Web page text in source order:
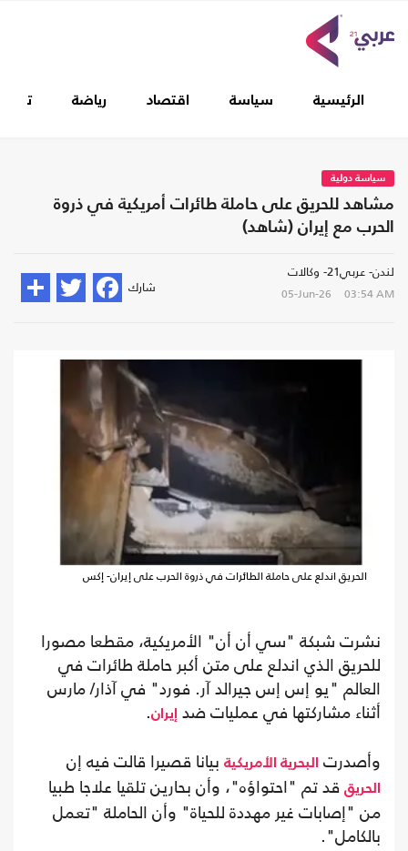
الرئيسية سياسة اقتصاد رياضة
سياسة دولية
مشاهد للحريق على حاملة طائرات أمريكية في ذروة
الحرب مع إيران (شاهد)
لندن- عربي21- وكالات
05-Jun-26 03:54 AM شارك
الحريق اندلع على حاملة الطائرات في ذروة الحرب على إيران- إكس
نشرت شبكة "سي أن أن" الأمريكية، مقطعا مصورا
للحريق الذي اندلع على متن أكبر حاملة طائرات في
العالم "يو إس إس جيرالد آر. فورد" في آذار/ مارس
أثناء مشاركتها في عمليات ضد إيران.
وأصدرت البحرية الأمريكية بيانا قصيرا قالت فيه إن
الحريق قد تم "احتواؤه"، وأن بحارين تلقيا علاجا طبيا
من "إصابات غير مهددة للحياة" وأن الحاملة "تعمل
بالكامل".